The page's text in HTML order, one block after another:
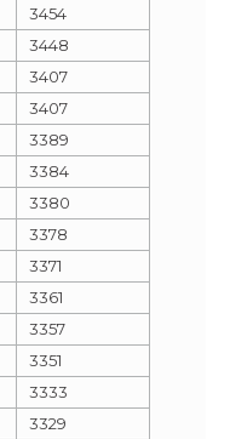
3454
3448
3407
3407
3389
3384
3380
3378
3371
3361
3357
3351
3333
3329